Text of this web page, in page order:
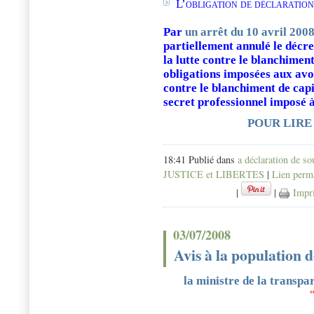
L’obligation de déclaration
Par un arrêt du 10 avril
partiellement annulé le
la lutte contre le
obligations imposées aux
contre le blanchiment de
secret professionnel imposé
POUR
18:41 Publié dans a déclaration de
JUSTICE et LIBERTES | Lien
|
|
03/07/2008
Avis à la population
la ministre de la